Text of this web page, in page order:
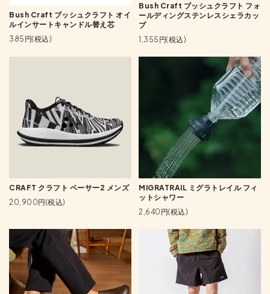
Bush Craft ブッシュクラフト オイ
ルインサートキャンドル替え芯
385円(税込)
Bush Craft ブッシュクラフト フォ
ールディングステンレスシェラカッ
プ
1,355円(税込)
CRAFT クラフト ペーサー2 メンズ
20,900円(税込)
MIGRATRAIL ミグラトレイル フィ
ットシャワー
2,640円(税込)